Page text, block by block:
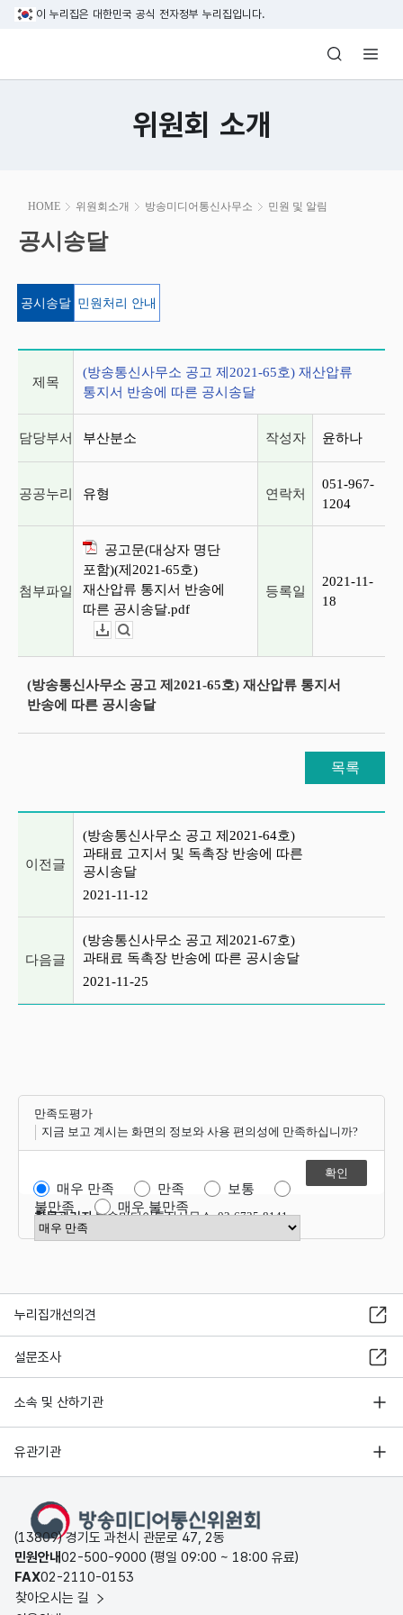
본문 바로가기
이 누리집은 대한민국 공식 전자정부 누리집입니다.
방송미디어통신위원회 Korea Media
위원회 소개
HOME 위원회소개 방송미디어통신사무소 민원 및 알림
공시송달
시
작
공시송달
공시송달 민원처리 안내
제목
(방송통신사무소 공고 제2021-65호) 재산압류
통지서 반송에 따른 공시송달
담당부서 부산분소 작성자 윤하나
공공누리 유형 연락처
051-967-
1204
첨부파일
공고문(대상자 명단
포함)(제2021-65호)
재산압류 통지서 반송에
따른 공시송달.pdf
등록일
2021-11-
18
(방송통신사무소 공고 제2021-65호) 재산압류 통지서
반송에 따른 공시송달
목록
이전글
(방송통신사무소 공고 제2021-64호)
과태료 고지서 및 독촉장 반송에 따른
공시송달
2021-11-12
다음글
(방송통신사무소 공고 제2021-67호)
과태료 독촉장 반송에 따른 공시송달
2021-11-25
만족도평가
지금 보고 계시는 화면의 정보와 사용 편의성에 만족하십니까?
매우 만족 만족
보통
불만족
매우 불만족
만족도 점수 선택
항목관리자방송미디어통신사무소 02-6735-8141
누리집개선의견
설문조사
소속 및 산하기관
유관기관
(13809) 경기도 과천시 관문로 47, 2동
민원안내02-500-9000 (평일 09:00 ~ 18:00 유료)
FAX02-2110-0153
찾아오시는 길